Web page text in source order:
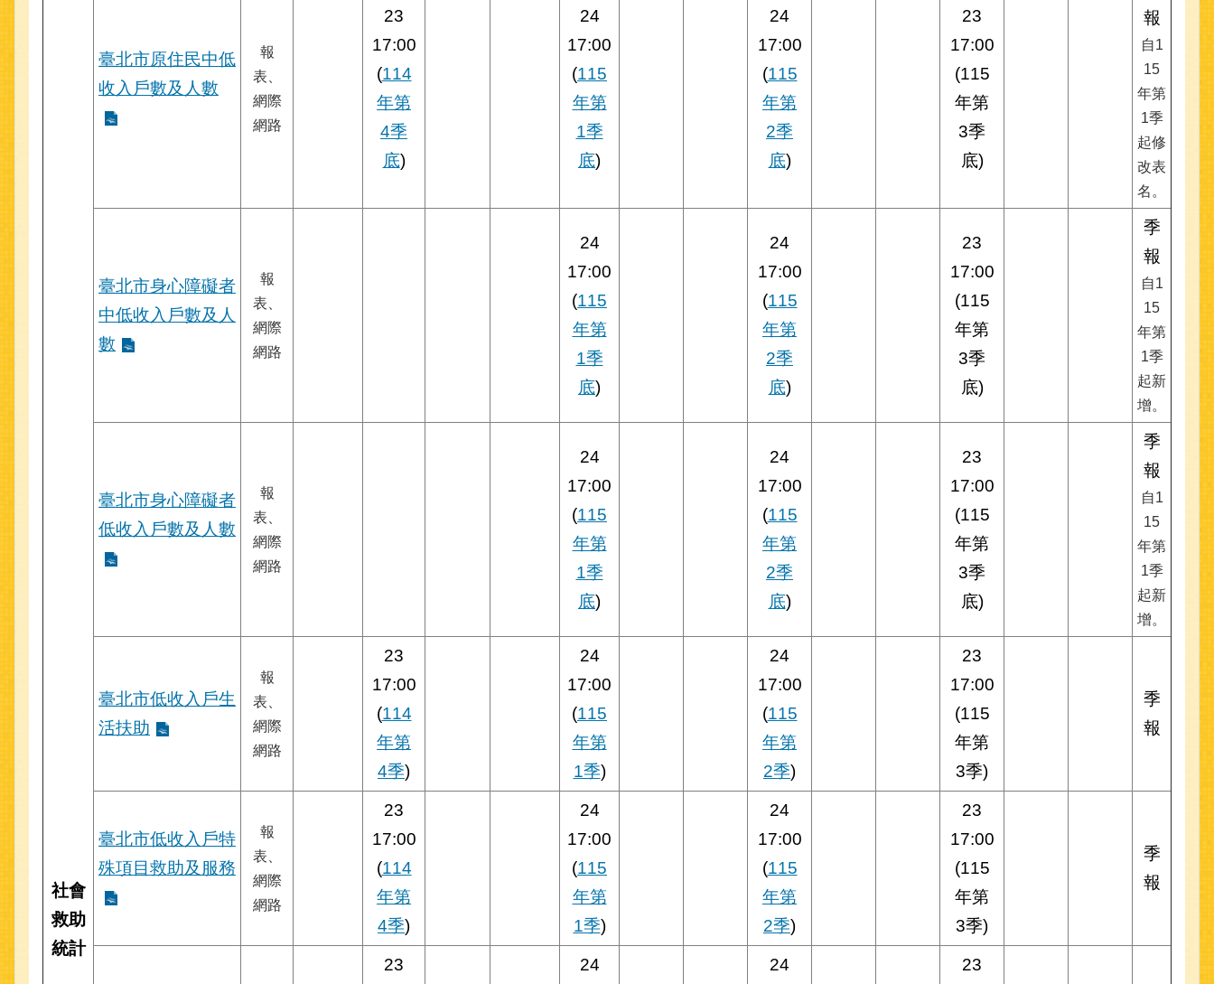
社會
救助
統計
臺北市原住民中低
收入戶數及人數
報
表、
網際
網路
23
17:00
(114
年第
4季
底)
24
17:00
(115
年第
1季
底)
24
17:00
(115
年第
2季
底)
23
17:00
(115
年第
3季
底)
報
自1
15
年第
1季
起修
改表
名。
臺北市身心障礙者
中低收入戶數及人
數
報
表、
網際
網路
24
17:00
(115
年第
1季
底)
24
17:00
(115
年第
2季
底)
23
17:00
(115
年第
3季
底)
季
報
自1
15
年第
1季
起新
增。
臺北市身心障礙者
低收入戶數及人數
報
表、
網際
網路
24
17:00
(115
年第
1季
底)
24
17:00
(115
年第
2季
底)
23
17:00
(115
年第
3季
底)
季
報
自1
15
年第
1季
起新
增。
臺北市低收入戶生
活扶助
報
表、
網際
網路
23
17:00
(114
年第
4季)
24
17:00
(115
年第
1季)
24
17:00
(115
年第
2季)
23
17:00
(115
年第
3季)
季
報
臺北市低收入戶特
殊項目救助及服務
報
表、
網際
網路
23
17:00
(114
年第
4季)
24
17:00
(115
年第
1季)
24
17:00
(115
年第
2季)
23
17:00
(115
年第
3季)
季
報
23 24 24 23